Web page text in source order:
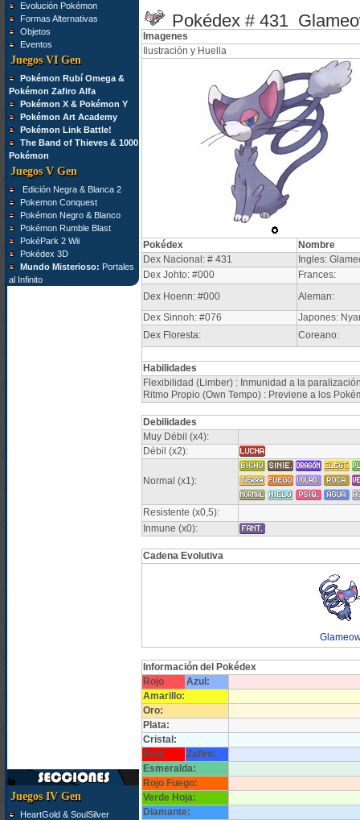
Evolución Pokémon
Formas Alternativas
Objetos
Eventos
Juegos VI Gen
Pokémon Rubí Omega &
Pokémon Zafiro Alfa
Pokémon X & Pokémon Y
Pokémon Art Academy
Pokémon Link Battle!
The Band of Thieves & 1000
Pokémon
Juegos V Gen
Edición Negra & Blanca 2
Pokemon Conquest
Pokémon Negro & Blanco
Pokémon Rumble Blast
PokéPark 2 Wii
Pokédex 3D
Mundo Misterioso: Portales
al Infinito
Juegos IV Gen
HeartGold & SoulSilver
Pokédex # 431
Imagenes
Ilustración y Huella
Pokédex
Nombre
Dex Nacional: # 431
Ingles:
Dex Johto: #000
Frances:
Dex Hoenn: #000
Aleman:
Dex Sinnoh: #076
Japones:
Dex Floresta:
Coreano:
Habilidades
Flexibilidad (Limber) : Inmunidad a la
Ritmo Propio (Own Tempo) : Previene a los
Debilidades
Muy Débil (x4):
Débil (x2):
Normal (x1):
Resistente (x0,5):
Inmune (x0):
Cadena Evolutiva
Información del Pokédex
Rojo
Azul:
Amarillo:
Oro:
Plata:
Cristal:
Rubí
Zafiro:
Esmeralda:
Rojo Fuego:
Verde Hoja:
Diamante: